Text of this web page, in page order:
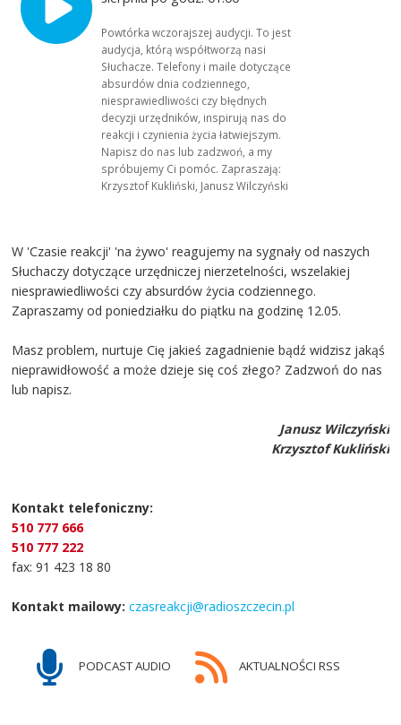
Powtórka wczorajszej audycji. To jest
audycja, którą współtworzą nasi
Słuchacze. Telefony i maile dotyczące
absurdów dnia codziennego,
niesprawiedliwości czy błędnych
decyzji urzędników, inspirują nas do
reakcji i czynienia życia łatwiejszym.
Napisz do nas lub zadzwoń, a my
spróbujemy Ci pomóc. Zapraszają:
Krzysztof Kukliński, Janusz Wilczyński
W 'Czasie reakcji' 'na żywo' reagujemy na sygnały od naszych
Słuchaczy dotyczące urzędniczej nierzetelności, wszelakiej
niesprawiedliwości czy absurdów życia codziennego.
Zapraszamy od poniedziałku do piątku na godzinę 12.05.
Masz problem, nurtuje Cię jakieś zagadnienie bądź widzisz jakąś
nieprawidłowość a może dzieje się coś złego? Zadzwoń do nas
lub napisz.
Janusz Wilczyński
Krzysztof Kukliński
Kontakt telefoniczny:
510 777 666
510 777 222
fax: 91 423 18 80
Kontakt mailowy: czasreakcji@radioszczecin.pl
PODCAST AUDIO AKTUALNOŚCI RSS